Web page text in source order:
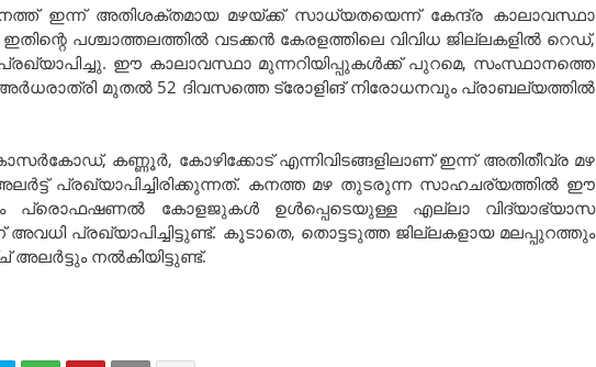
ഇന്ന് അതിശക്തമായ മഴയ്ക്ക് സാധ്യതയെന്ന് കേന്ദ്ര കാലാവസ്ഥാ
ഇതിന്റെ പശ്ചാത്തലത്തിൽ വടക്കൻ കേരളത്തിലെ വിവിധ ജില്ലകളിൽ റെഡ്,
ഈ കാലാവസ്ഥാ മുന്നറിയിപ്പുകൾക്ക് പുറമെ, സംസ്ഥാനത്തെ
അർധരാത്രി മുതൽ 52 ദിവസത്തെ ട്രോളിങ് നിരോധനവും പ്രാബല്യത്തിൽ
കണ്ണൂർ, കോഴിക്കോട് എന്നിവിടങ്ങളിലാണ് ഇന്ന് അതിതീവ്ര മഴ
പ്രഖ്യാപിച്ചിരിക്കുന്നത്. കനത്ത മഴ തുടരുന്ന സാഹചര്യത്തിൽ ഈ
പ്രൊഫഷണൽ കോളജുകൾ ഉൾപ്പെടെയുള്ള എല്ലാ വിദ്യാഭ്യാസ
പ്രഖ്യാപിച്ചിട്ടുണ്ട്. കൂടാതെ, തൊട്ടടുത്ത ജില്ലകളായ മലപ്പുറത്തും
നൽകിയിട്ടുണ്ട്.